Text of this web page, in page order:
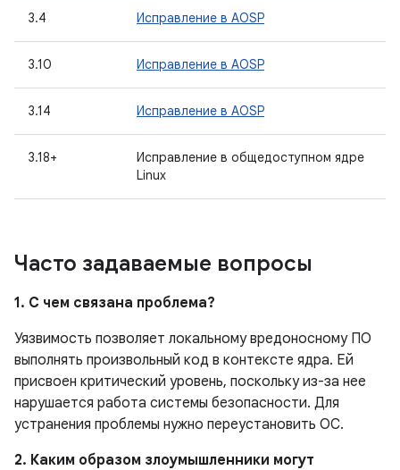
3.4 Исправление в AOSP
3.10 Исправление в AOSP
3.14 Исправление в AOSP
3.18+
Исправление в общедоступном ядре
Linux
Часто задаваемые вопросы
1. С чем связана проблема?
Уязвимость позволяет локальному вредоносному ПО
выполнять произвольный код в контексте ядра. Ей
присвоен критический уровень, поскольку из-за нее
нарушается работа системы безопасности. Для
устранения проблемы нужно переустановить ОС.
2. Каким образом злоумышленники могут